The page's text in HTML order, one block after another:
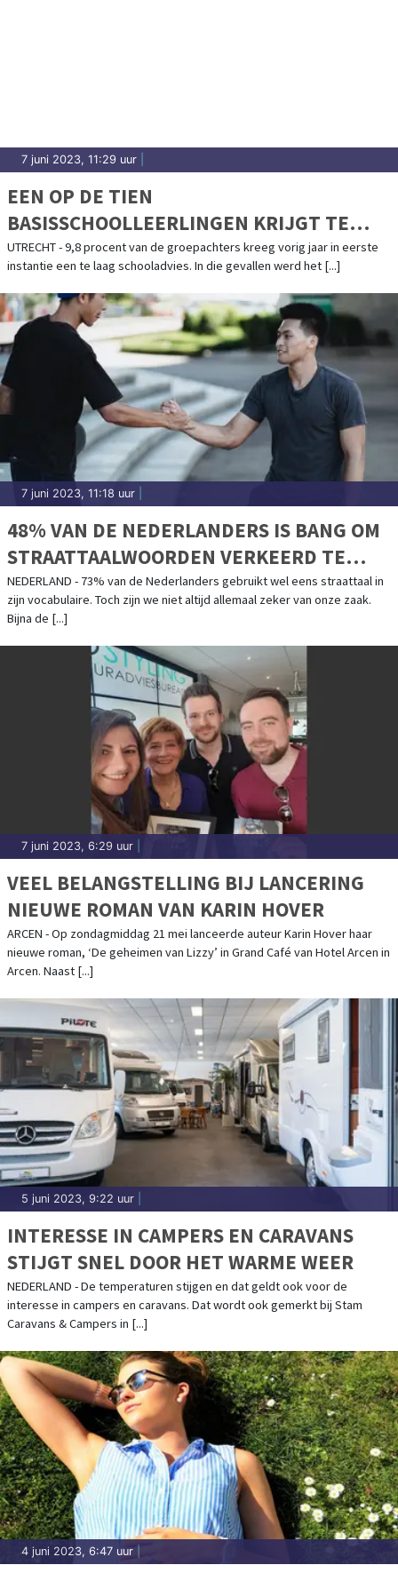
7 juni 2023, 11:29 uur
EEN OP DE TIEN
BASISSCHOOLLEERLINGEN KRIJGT TE
LAAG SCHOOLADVIES
UTRECHT - 9,8 procent van de groepachters kreeg vorig jaar in eerste
instantie een te laag schooladvies. In die gevallen werd het [...]
7 juni 2023, 11:18 uur
48% VAN DE NEDERLANDERS IS BANG OM
STRAATTAALWOORDEN VERKEERD TE
GEBRUIKEN
NEDERLAND - 73% van de Nederlanders gebruikt wel eens straattaal in
zijn vocabulaire. Toch zijn we niet altijd allemaal zeker van onze zaak.
Bijna de [...]
7 juni 2023, 6:29 uur
VEEL BELANGSTELLING BIJ LANCERING
NIEUWE ROMAN VAN KARIN HOVER
ARCEN - Op zondagmiddag 21 mei lanceerde auteur Karin Hover haar
nieuwe roman, ‘De geheimen van Lizzy’ in Grand Café van Hotel Arcen in
Arcen. Naast [...]
5 juni 2023, 9:22 uur
INTERESSE IN CAMPERS EN CARAVANS
STIJGT SNEL DOOR HET WARME WEER
NEDERLAND - De temperaturen stijgen en dat geldt ook voor de
interesse in campers en caravans. Dat wordt ook gemerkt bij Stam
Caravans & Campers in [...]
4 juni 2023, 6:47 uur